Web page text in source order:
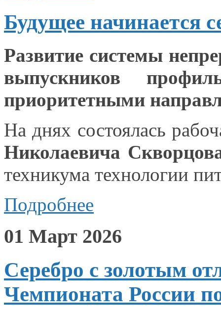
Будущее начинается
Развитие системы
выпускников
приоритетными
На днях состоялась
Николаевича
техникума технологии
Подробнее
01 Март 2026
Серебро с золотым
Чемпионата России